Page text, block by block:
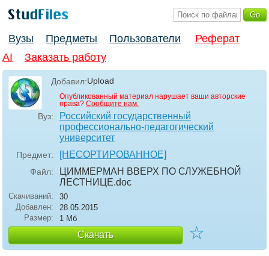
Вузы Предметы Пользователи
Реферат
AI
Заказать работу
Добавил:Upload
Опубликованный материал нарушает ваши авторские
права? Сообщите нам.
Вуз:
Российский государственный
профессионально-педагогический
университет
Предмет: [НЕСОРТИРОВАННОЕ]
Файл:
ЦИММЕРМАН ВВЕРХ ПО СЛУЖЕБНОЙ
ЛЕСТНИЦЕ.doc
Скачиваний:
30
Добавлен:
28.05.2015
Размер:
1 Мб
Скачать ☆